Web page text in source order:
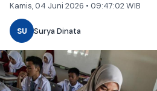
Kamis, 04 Juni 2026 • 09:47:02 WIB
SU Surya Dinata